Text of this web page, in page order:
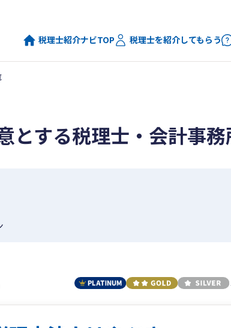
税理士紹介ナビTOP 税理士を紹介してもらう
とする税理士・会計事